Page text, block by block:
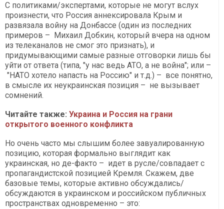
С политиками/экспертами, которые не могут вслух
произнести, что Россия аннексировала Крым и
развязала войну на Донбассе (один из последних
примеров – Михаил Добкин, который вчера на одном
из телеканалов не смог это признать), и
придумывающими самые разные отговорки лишь бы
уйти от ответа (типа, "у нас ведь АТО, а не война"; или –
"НАТО хотело напасть на Россию" и т.д.) – все понятно,
в смысле их неукраинская позиция – не вызывает
сомнений.
Читайте также: Украина и Россия на грани
открытого военного конфликта
Но очень часто мы слышим более завуалированную
позицию, которая формально выглядит как
украинская, но де-факто – идет в русле/совпадает с
пропагандистской позицией Кремля. Скажем, две
базовые темы, которые активно обсуждались/
обсуждаются в украинском и российском публичных
пространствах одновременно – это: